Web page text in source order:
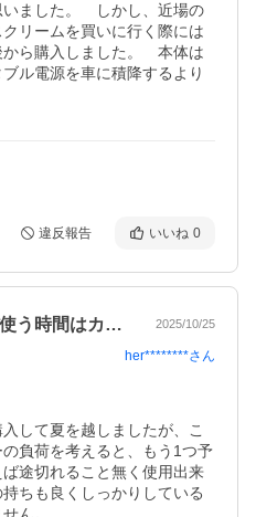
ました。　しかし、近場の
リームを買いに行く際には
ら購入しました。　本体は
ル電源を車に積降するより
違反報告 いいね 0
バッテリー×2有ればほぼ使う時間はカバー 2025/10/25
her********さん
して夏を越しましたが、こ
負荷を考えると、もう1つ予
途切れること無く使用出来
ちも良くしっかりしている